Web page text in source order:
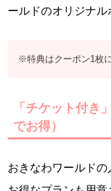
ールドのオリジナル
※特典はクーポン1枚
「チケット付き
でお得）
おきなわワールドの